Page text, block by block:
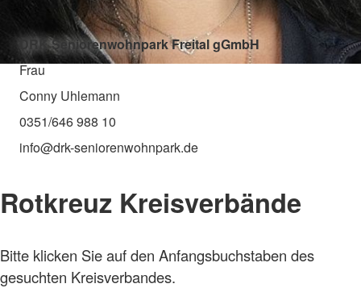
DRK Seniorenwohnpark Freital gGmbH
Frau
Conny Uhlemann
0351/646 988 10
info@drk-seniorenwohnpark.de
Rotkreuz Kreisverbände
Bitte klicken Sie auf den Anfangsbuchstaben des
gesuchten Kreisverbandes.